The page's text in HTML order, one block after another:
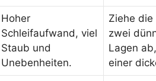
Hoher
Schleifaufwand, viel
Staub und
Unebenheiten.
Ziehe die
zwei
Lagen
einer